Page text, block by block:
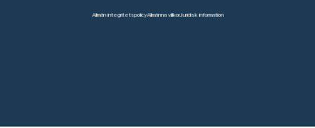
Allmän integritetspolicyAllmänna villkorJuridisk information